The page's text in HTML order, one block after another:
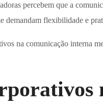
percebem que a
demandam flexibilidade e
na comunicação interna